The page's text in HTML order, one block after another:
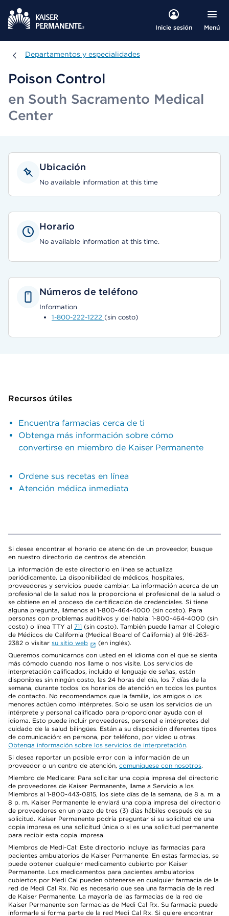
Inicie sesión Menú
Departamentos y especialidades
Departamentos y especialidades
Poison Control
en South Sacramento Medical
Center
Ubicación
No available information at this time
Horario
No available information at this time.
Números de teléfono
Information
1-800-222-1222 (sin costo)
Recursos útiles
Encuentra farmacias cerca de ti
Obtenga más información sobre cómo
convertirse en miembro de Kaiser Permanente
Ordene sus recetas en línea
Atención médica inmediata
Si desea encontrar el horario de atención de un proveedor, busque
en nuestro directorio de centros de atención.
La información de este directorio en línea se actualiza
periódicamente. La disponibilidad de médicos, hospitales,
proveedores y servicios puede cambiar. La información acerca de un
profesional de la salud nos la proporciona el profesional de la salud o
se obtiene en el proceso de certificación de credenciales. Si tiene
alguna pregunta, llámenos al 1-800-464-4000 (sin costo). Para
personas con problemas auditivos y del habla: 1-800-464-4000 (sin
costo) o línea TTY al 711 (sin costo). También puede llamar al Colegio
de Médicos de California (Medical Board of California) al 916-263-
2382 o visitar su sitio web
(en inglés).
Queremos comunicarnos con usted en el idioma con el que se sienta
más cómodo cuando nos llame o nos visite. Los servicios de
interpretación calificados, incluido el lenguaje de señas, están
disponibles sin ningún costo, las 24 horas del día, los 7 días de la
semana, durante todos los horarios de atención en todos los puntos
de contacto. No recomendamos que la familia, los amigos o los
menores actúen como intérpretes. Solo se usan los servicios de un
intérprete y personal calificado para proporcionar ayuda con el
idioma. Esto puede incluir proveedores, personal e intérpretes del
cuidado de la salud bilingües. Están a su disposición diferentes tipos
de comunicación: en persona, por teléfono, por video u otras.
Obtenga información sobre los servicios de interpretación.
Si desea reportar un posible error con la información de un
proveedor o un centro de atención, comuníquese con nosotros.
Miembro de Medicare: Para solicitar una copia impresa del directorio
de proveedores de Kaiser Permanente, llame a Servicio a los
Miembros al 1-800-443-0815, los siete días de la semana, de 8 a. m. a
8 p. m. Kaiser Permanente le enviará una copia impresa del directorio
de proveedores en un plazo de tres (3) días hábiles después de su
solicitud. Kaiser Permanente podría preguntar si su solicitud de una
copia impresa es una solicitud única o si es una solicitud permanente
para recibir esta copia impresa.
Miembros de Medi-Cal: Este directorio incluye las farmacias para
pacientes ambulatorios de Kaiser Permanente. En estas farmacias, se
puede obtener cualquier medicamento cubierto por Kaiser
Permanente. Los medicamentos para pacientes ambulatorios
cubiertos por Medi Cal pueden obtenerse en cualquier farmacia de la
red de Medi Cal Rx. No es necesario que sea una farmacia de la red
de Kaiser Permanente. La mayoría de las farmacias de la red de
Kaiser Permanente son farmacias de Medi Cal Rx. Su farmacia puede
informarle si forma parte de la red Medi Cal Rx. Si quiere encontrar